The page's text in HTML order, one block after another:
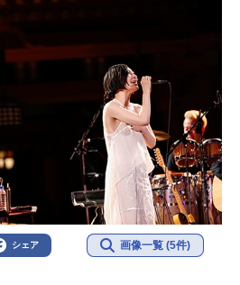
シェア 画像一覧 (5件)